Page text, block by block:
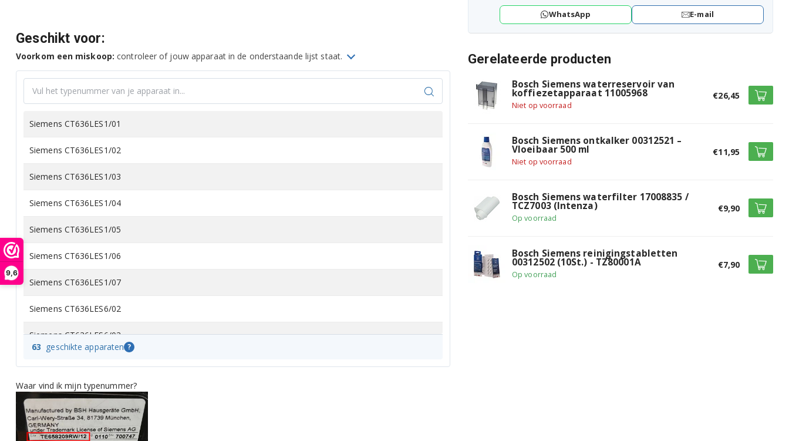
9,6
Geschikt voor:
Voorkom een miskoop: controleer of jouw apparaat in de onderstaande lijst staat.
Siemens CT636LES1/01
Siemens CT636LES1/02
Siemens CT636LES1/03
Siemens CT636LES1/04
Siemens CT636LES1/05
Siemens CT636LES1/06
Siemens CT636LES1/07
Siemens CT636LES6/02
Siemens CT636LES6/03
Siemens CT636LES6/05
Siemens CT636LES6/06
63 geschikte apparaten ?
Waar vind ik mijn typenummer?
WhatsApp
E-mail
Gerelateerde producten
Bosch Siemens waterreservoir van
koffiezetapparaat 11005968
Niet op voorraad
€26,45
Bosch Siemens ontkalker 00312521 –
Vloeibaar 500 ml
Niet op voorraad
€11,95
Bosch Siemens waterfilter 17008835 /
TCZ7003 (Intenza)
Op voorraad
€9,90
Bosch Siemens reinigingstabletten
00312502 (10St.) - TZ80001A
Op voorraad
€7,90